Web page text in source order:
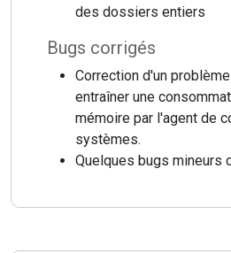
des dossiers entiers
Bugs corrigés
Correction d'un
entraîner une
mémoire par l'agent de
systèmes.
Quelques bugs mineurs